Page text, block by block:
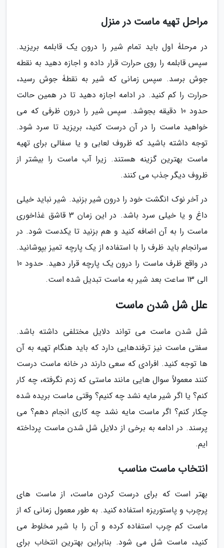
مراحل تهیه ماست در منزل
در مرحلۀ اول باید تمام شیر را درون یک قابلمه بریزید.
سپس قابلمه را روی حرارت قرار داده و اجازه دهید به نقطه
جوش برسد. سپس زمانی که شیر به نقطۀ جوش رسید،
حرارت را کم کنید. در ادامه اجازه دهید تا در همین حالت
حدود 10 دقیقه بجوشد. سپس شیر را درون ظرفی که می
خواهید ماست را در آن درست کنید، بریزید تا سرد شود.
توجه داشته باشید که ظروف لعابی و یا سفالی برای تهیه
ماست بهترین گزینه هستند. زیرا آب ماست را بیشتر از
ظروف دیگر جذب می کنند.
در آخر نوک انگشت خود را درون شیر بزنید. شیر نباید خیلی
داغ و یا خیلی سرد باشد. در این زمان 3 قاشق غذاخوری
ماست را به آن اضافه کنید و هم بزنید تا یکدست شود. در
سرانجام باید ظرف را با استفاده از یک پارچه تمیز بپوشانید.
در واقع ظرف ماست را درون یک پارچه قرار دهید. حدود 10
الی 13 ساعت بعد شیر به ماست تبدیل شده است.
علل شل شدن ماست
شل شدن ماست می تواند دلایل مختلفی داشته باشد.
سفتی ماست نیز ترفندهایی دارد که باید هنگام تهیه به آن
ها توجه کنید. افرادی که سعی دارند در خانه ماست درست
کنند معمولاً سوال هایی مانند ماستی که زدم نگرفته، چه کار
کنم؟ یا اگر شیر مایه نشد چه کنیم؟ وقتی ماست بریده شده
چکار کنم؟ اگر ماست مایه نشد چه کاری انجام دهم؟ می
پرسند. در ادامه به برخی از دلایل شل شدن ماست پرداخته
ایم.
انتخاب ماست مناسب
بهتر است که برای درست کردن ماست، از ماست های
پرچرب و پاستوریزه استفاده کنید. به طور معمول زمانی که از
ماست کم چرب استفاده کرده و آن را با شیر مخلوط می
کنید، ماست شل می شود. بنابراین بهترین انتخاب برای